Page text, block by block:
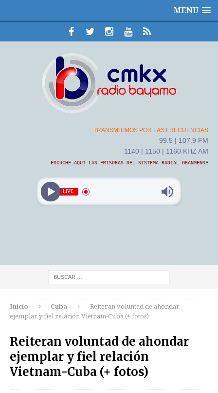
MENU
TRANSMITIMOS POR LAS FRECUENCIAS
99.5 | 107.9 FM
1140 | 1150 | 1160 KHZ AM
ESCUCHE AQUÍ LAS EMISORAS DEL SISTEMA RADIAL GRANMENSE
LIVE
Inicio Cuba
Reiteran voluntad de ahondar
ejemplar y fiel relación Vietnam-Cuba (+ fotos)
Reiteran voluntad de ahondar
ejemplar y fiel relación
Vietnam-Cuba (+ fotos)